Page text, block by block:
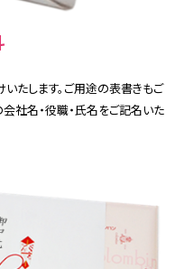
たします。ご用途の表書きもご
社名・役職・氏名をご記名いた